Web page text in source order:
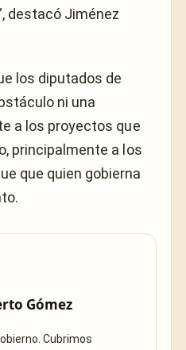
destacó Jiménez
los diputados de
ni una
a los proyectos que
principalmente a los
que quien gobierna
Gómez
Cubrimos